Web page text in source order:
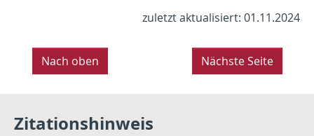
zuletzt aktualisiert: 01.11.2024
Nach oben Nächste Seite
Zitationshinweis